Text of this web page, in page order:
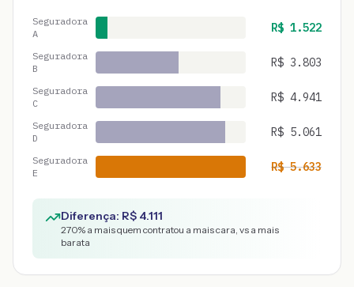
Seguradora
A
R$ 1.522
Seguradora
B
R$ 3.803
Seguradora
C
R$ 4.941
Seguradora
D
R$ 5.061
Seguradora
E
R$5.633
Diferença: R$ 4.111
270% a mais quem contratou a mais cara, vs a mais
barata